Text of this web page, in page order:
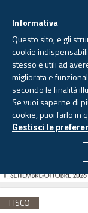
FISCO
Informativa
Questo sito, e gli
cookie
stesso e utili ad
migliorata e
secondo le finalità
Se vuoi saperne di
cookie, puoi farlo in
Gestisci le